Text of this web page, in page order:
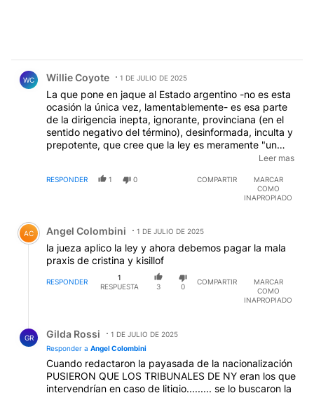
WC Willie Coyote 1 DE JULIO DE 2025
La que pone en jaque al Estado argentino -no es esta
ocasión la única vez, lamentablemente- es esa parte
de la dirigencia inepta, ignorante, provinciana (en el
sentido negativo del término), desinformada, inculta y
prepotente, que cree que la ley es meramente "un
listado de sugerencias" (Carlos Fayt dixit), la que
para ganar admiración y votos, y que estar y vivir al
Leer mas
RESPONDER 1 0 COMPARTIR
MARCAR
COMO
INAPROPIADO
Comentario de Angel Colombini.
AC Angel Colombini 1 DE JULIO DE 2025
la jueza aplico la ley y ahora debemos pagar la mala
praxis de cristina y kisillof
RESPONDER
1
RESPUESTA
3 0
COMPARTIR
MARCAR
COMO
INAPROPIADO
GR Gilda Rossi
1 DE JULIO DE 2025
Responder a Angel Colombini
Cuando redactaron la payasada de la nacionalización
PUSIERON QUE LOS TRIBUNALES DE NY eran los que
intervendrían en caso de litigio......... se lo buscaron la